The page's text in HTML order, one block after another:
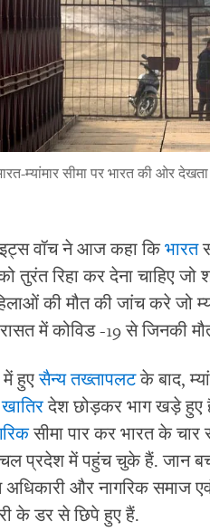
म्यांमार सीमा पर भारत की ओर देखता
वॉच ने आज कहा किभारत
तुरंत रिहा कर देना चाहिए
की मौत की जांच करे जो
में कोविड -19 से जिनकी
में हुएसैन्य तख्तापलटके बाद,
देश छोड़कर भाग खड़े हुए
सीमा पार कर भारत के चार
प्रदेश में पहुंच चुके हैं. जान
और नागरिक समाज एवं
के डर से छिपे हुए हैं.